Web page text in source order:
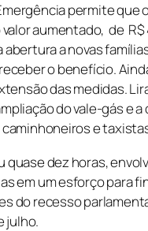
permite que
aumentado, de R$
abertura a novas
o benefício.
das medidas.
do vale-gás e a
e
quase dez horas,
em um esforço para
do recesso
julho.